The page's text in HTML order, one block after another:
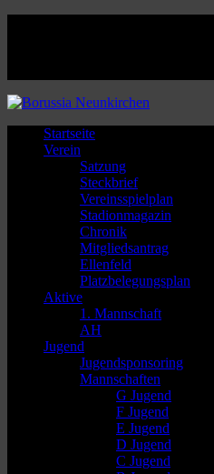
Startseite
Verein
Satzung
Steckbrief
Vereinsspielplan
Stadionmagazin
Chronik
Mitgliedsantrag
Ellenfeld
Platzbelegungsplan
Aktive
1. Mannschaft
AH
Jugend
Jugendsponsoring
Mannschaften
G Jugend
F Jugend
E Jugend
D Jugend
C Jugend